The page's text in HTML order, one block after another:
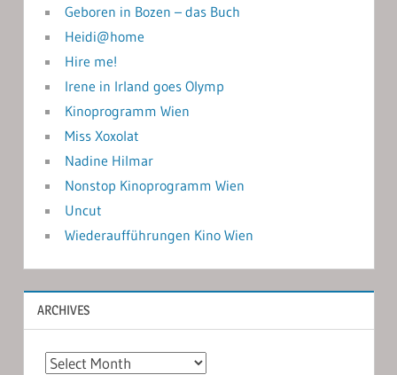
Geboren in Bozen – das Buch
Heidi@home
Hire me!
Irene in Irland goes Olymp
Kinoprogramm Wien
Miss Xoxolat
Nadine Hilmar
Nonstop Kinoprogramm Wien
Uncut
Wiederaufführungen Kino Wien
ARCHIVES
Archives